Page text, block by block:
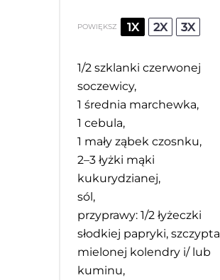
POWIĘKSZ 1X 2X 3X
1/2 szklanki czerwonej
soczewicy,
1 średnia marchewka,
1 cebula,
1 mały ząbek czosnku,
2–3 łyżki mąki
kukurydzianej,
sól,
przyprawy: 1/2 łyżeczki
słodkiej papryki, szczypta
mielonej kolendry i/ lub
kuminu,